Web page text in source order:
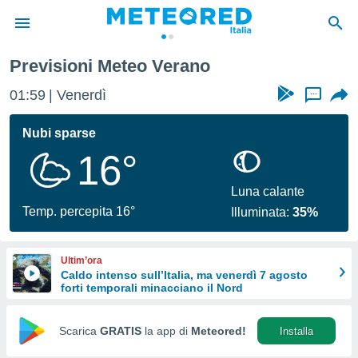
di
per
le
di
Web
Previsioni Meteo Verano
01:59 Venerdì ...
Nubi sparse
16°
Temp. percepita 16°
Luna calante
Illuminata:35%
Ultim’ora
Caldo intenso sull’Italia, ma venerdì 7 agosto
forti temporali minacciano il Nord
Scarica GRATIS la app di Meteored! Installa